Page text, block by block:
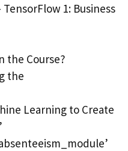
1: Business
the Course?
the
Learning to Create